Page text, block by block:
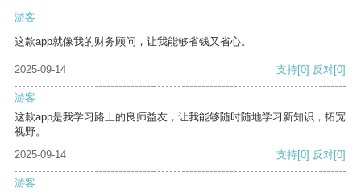
游客
这款app就像我的财务顾问，让我能够省钱又省心。
2025-09-14 支持[0] 反对[0]
游客
这款app是我学习路上的良师益友，让我能够随时随地学习新知识，拓宽
视野。
2025-09-14
支持[0] 反对[0]
游客